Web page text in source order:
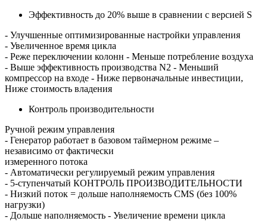
Эффективность до 20% выше в сравнении с версией S
- Улучшенные оптимизированные настройки управления
- Увеличенное время цикла
- Реже переключении колонн - Меньше потребление воздуха
- Выше эффективность производства N2 - Меньший
компрессор на входе - Ниже первоначальные инвестиции,
Ниже стоимость владения
Контроль производительности
Ручной режим управления
- Генератор работает в базовом таймерном режиме –
независимо от фактически
измеренного потока
- Автоматически регулируемый режим управления
- 5-ступенчатый КОНТРОЛЬ ПРОИЗВОДИТЕЛЬНОСТИ
- Низкий поток = дольше наполняемость CMS (без 100%
нагрузки)
- Дольше наполняемость - Увеличение времени цикла